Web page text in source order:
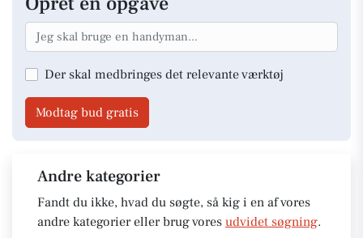
Der skal medbringes det relevante værktøj
Modtag bud gratis
Andre kategorier
Fandt du ikke, hvad du søgte, så kig i en af vores
andre kategorier eller brug vores udvidet søgning.